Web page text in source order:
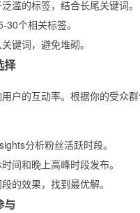
滥的标签，结合长尾关键词。
30个相关标签。
键词，避免堆砌。
择
户的互动率。根据你的受众
分析粉丝活跃时段。
间和晚上高峰时段发布。
的效果，找到最优解。
与